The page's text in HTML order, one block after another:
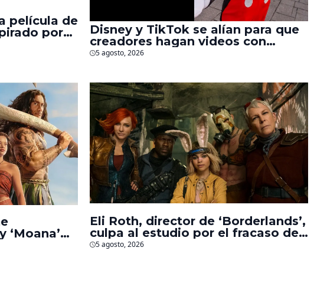
película de
por
Disney y TikTok se alían para que
creadores hagan videos con
personajes de Marvel, Pixar y ‘Star
5 agosto, 2026
‘Moana’
Eli Roth, director de ‘Borderlands’,
culpa al estudio por el fracaso de
la película
5 agosto, 2026